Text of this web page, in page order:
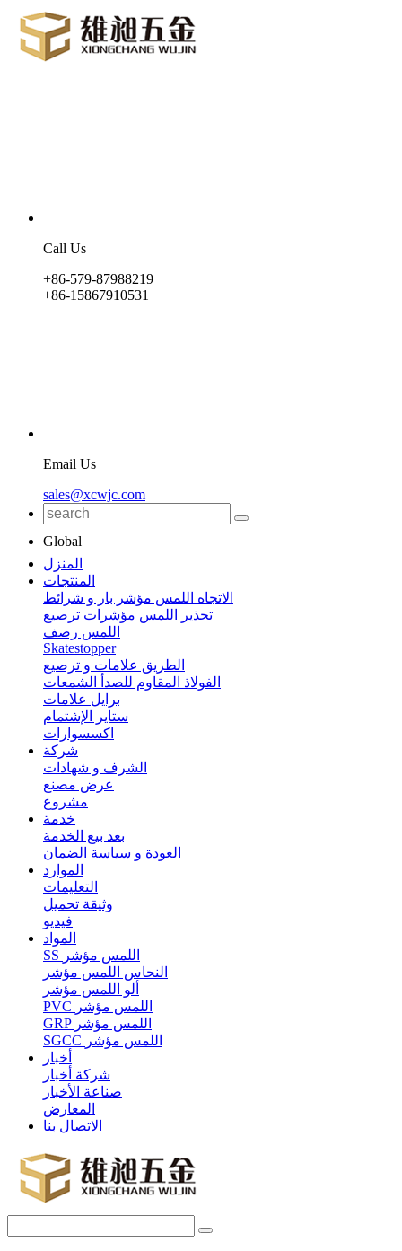
Call Us
+86-579-87988219
+86-15867910531
Email Us
sales@xcwjc.com
Global
المنزل
المنتجات
الاتجاه اللمس مؤشر بار و شرائط
تحذير اللمس مؤشرات ترصيع
اللمس رصف
Skatestopper
الطريق علامات و ترصيع
الفولاذ المقاوم للصدأ الشمعات
برايل علامات
ستاير الإشتمام
اكسسوارات
شركة
الشرف و شهادات
عرض مصنع
مشروع
خدمة
بعد بيع الخدمة
العودة و سياسة الضمان
الموارد
التعليمات
وثيقة تحميل
فيديو
المواد
SS اللمس مؤشر
النحاس اللمس مؤشر
ألو اللمس مؤشر
PVC اللمس مؤشر
GRP اللمس مؤشر
SGCC اللمس مؤشر
أخبار
شركة أخبار
صناعة الأخبار
المعارض
الاتصال بنا